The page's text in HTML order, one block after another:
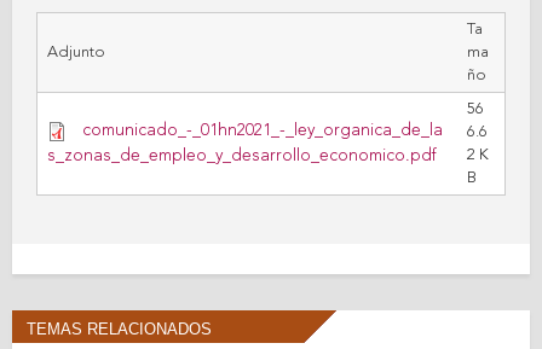
Adjunto
Ta
ma
ño
comunicado_-_01hn2021_-_ley_organica_de_la
s_zonas_de_empleo_y_desarrollo_economico.pdf
56
6.6
2 K
B
TEMAS RELACIONADOS